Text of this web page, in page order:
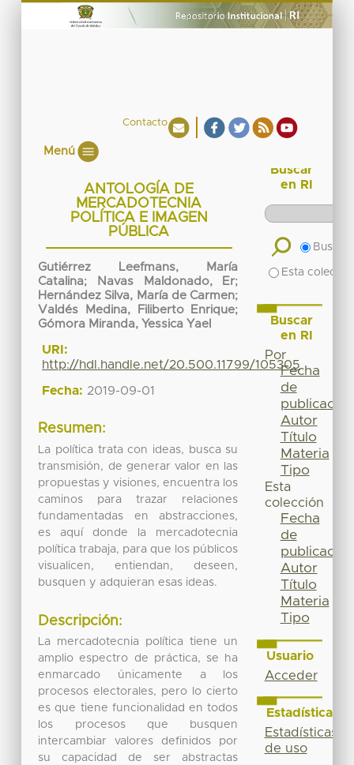
Contacto
Menú
ANTOLOGÍA DE
MERCADOTECNIA
POLÍTICA E IMAGEN
PÚBLICA
Gutiérrez Leefmans, María
Catalina; Navas Maldonado, Er;
Hernández Silva, María de Carmen;
Valdés Medina, Filiberto Enrique;
Gómora Miranda, Yessica Yael
URI:
http://hdl.handle.net/20.500.11799/105305
Fecha: 2019-09-01
Resumen:
La política trata con ideas, busca su
transmisión, de generar valor en las
propuestas y visiones, encuentra los
caminos para trazar relaciones
fundamentadas en abstracciones,
es aquí donde la mercadotecnia
política trabaja, para que los públicos
visualicen, entiendan, deseen,
busquen y adquieran esas ideas.
Descripción:
La mercadotecnia política tiene un
amplio espectro de práctica, se ha
enmarcado únicamente a los
procesos electorales, pero lo cierto
es que tiene funcionalidad en todos
los procesos que busquen
intercambiar valores definidos por
su capacidad de ser abstractas
Buscar
en RI
Buscar
Esta
Buscar
en RI
Por
Fecha
de
publicación
Autor
Título
Materia
Tipo
Esta
colección
Fecha
de
publicación
Autor
Título
Materia
Tipo
Usuario
Acceder
Estadísticas
Estadísticas
de uso